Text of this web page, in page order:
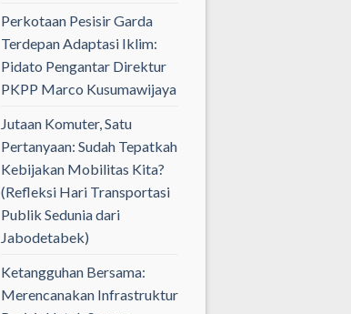
Perkotaan Pesisir Garda
Terdepan Adaptasi Iklim:
Pidato Pengantar Direktur
PKPP Marco Kusumawijaya
Jutaan Komuter, Satu
Pertanyaan: Sudah Tepatkah
Kebijakan Mobilitas Kita?
(Refleksi Hari Transportasi
Publik Sedunia dari
Jabodetabek)
Ketangguhan Bersama:
Merencanakan Infrastruktur